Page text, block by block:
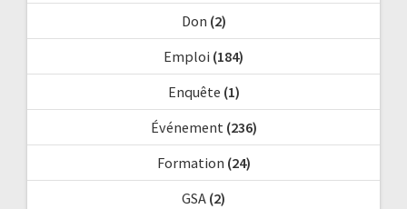
Don (2)
Emploi (184)
Enquête (1)
Événement(236)
Formation (24)
GSA (2)